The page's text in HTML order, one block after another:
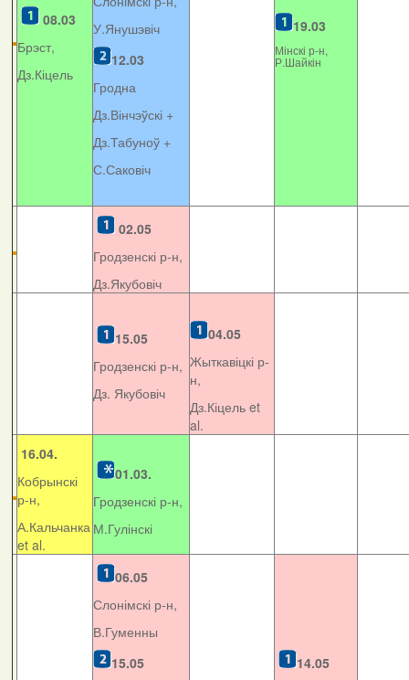
08.03
Брэст,
Дз.Кіцель
У.Янушэвіч
12.03
Гродна
Дз.Вінчэўскі +
Дз.Табуноў +
С.Саковіч
19.03
Мінскі р-н,
Р.Шайкін
02.05
Гродзенскі р-н,
Дз.Якубовіч
15.05
Гродзенскі р-н,
Дз. Якубовіч
04.05
Жыткавіцкі р-
н,
Дз.Кіцель et
al.
16.04.
Кобрынскі
р-н,
А.Кальчанка
et al.
01.03.
Гродзенскі р-н,
М.Гулінскі
06.05
Слонімскі р-н,
В.Гуменны
15.05
14.05